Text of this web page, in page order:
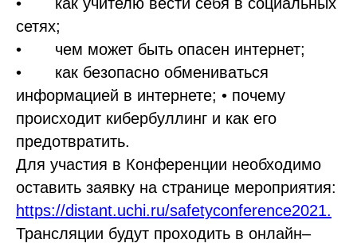
сетях;
• чем может быть опасен интернет;
• как безопасно обмениваться
информацией в интернете; • почему
происходит кибербуллинг и как его
предотвратить.
Для участия в Конференции необходимо
оставить заявку на странице мероприятия:
https://distant.uchi.ru/safetyconference2021.
Трансляции будут проходить в онлайн–